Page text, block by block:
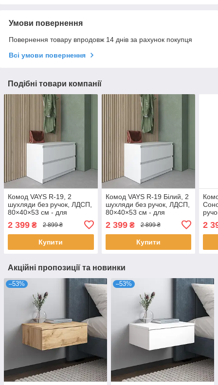
Умови повернення
Повернення товару впродовж 14 днів за рахунок покупця
Всі умови повернення
Подібні товари компанії
Комод VAYS R-19, 2
шухляди без ручок, ЛДСП,
80×40×53 см - для
вітальні
2 399 ₴ 2 899 ₴
Купити
Комод VAYS R-19 Білий, 2
шухляди без ручок, ЛДСП,
80×40×53 см - для
вітальні
2 399₴ 2 899 ₴
Купити
2
Акційні пропозиції та новинки
–53% –53%